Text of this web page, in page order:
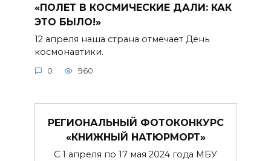
«ПОЛЕТ В КОСМИЧЕСКИЕ ДАЛИ: КАК
ЭТО БЫЛО!»
12 апреля наша страна отмечает День
космонавтики.
0 960
РЕГИОНАЛЬНЫЙ ФОТОКОНКУРС
«КНИЖНЫЙ НАТЮРМОРТ»
С 1 апреля по 17 мая 2024 года МБУ